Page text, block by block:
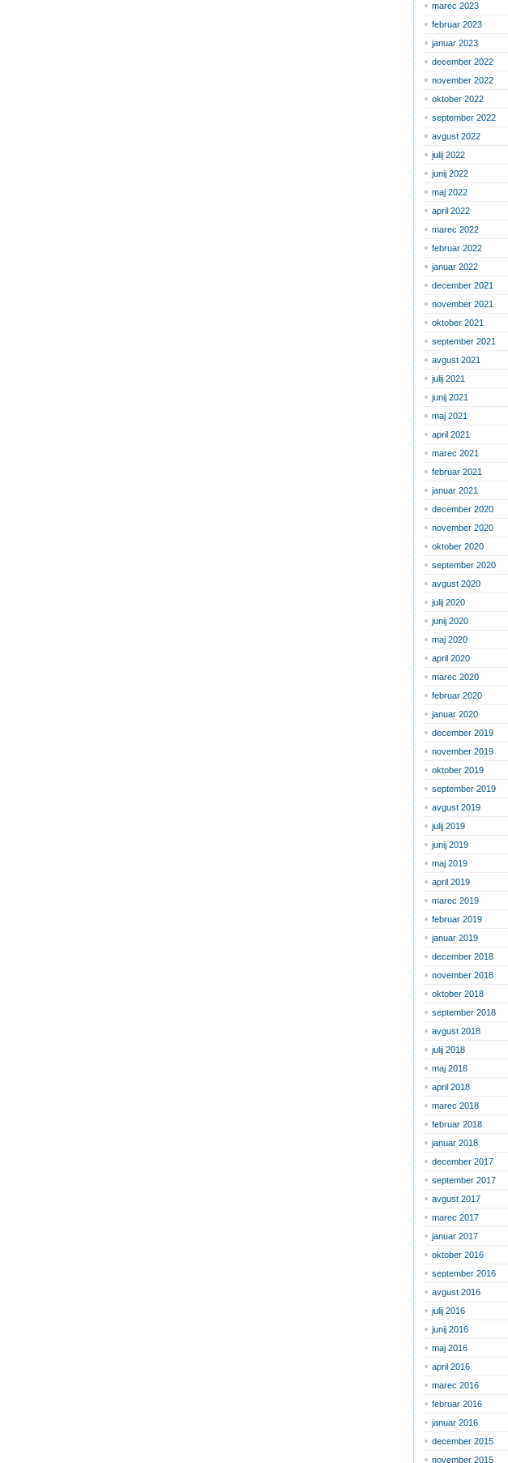
marec 2023
februar 2023
januar 2023
december 2022
november 2022
oktober 2022
september 2022
avgust 2022
julij 2022
junij 2022
maj 2022
april 2022
marec 2022
februar 2022
januar 2022
december 2021
november 2021
oktober 2021
september 2021
avgust 2021
julij 2021
junij 2021
maj 2021
april 2021
marec 2021
februar 2021
januar 2021
december 2020
november 2020
oktober 2020
september 2020
avgust 2020
julij 2020
junij 2020
maj 2020
april 2020
marec 2020
februar 2020
januar 2020
december 2019
november 2019
oktober 2019
september 2019
avgust 2019
julij 2019
junij 2019
maj 2019
april 2019
marec 2019
februar 2019
januar 2019
december 2018
november 2018
oktober 2018
september 2018
avgust 2018
julij 2018
maj 2018
april 2018
marec 2018
februar 2018
januar 2018
december 2017
september 2017
avgust 2017
marec 2017
januar 2017
oktober 2016
september 2016
avgust 2016
julij 2016
junij 2016
maj 2016
april 2016
marec 2016
februar 2016
januar 2016
december 2015
november 2015